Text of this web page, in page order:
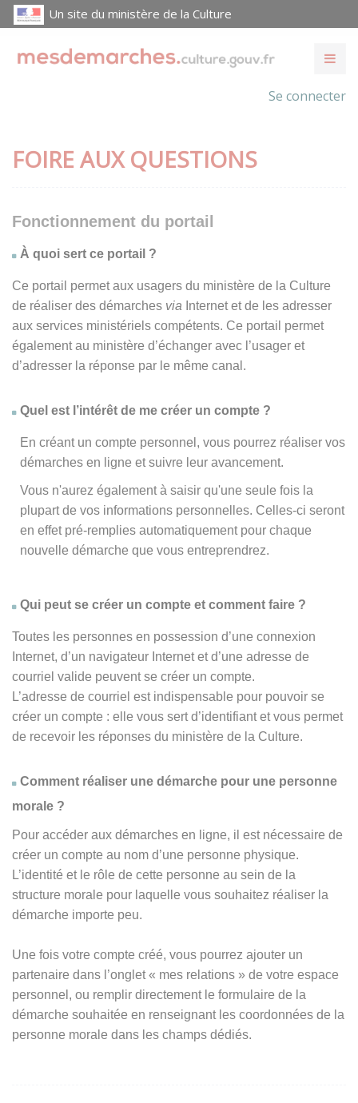
Un site du ministère de la Culture
Se connecter
FOIRE AUX QUESTIONS
Fonctionnement du portail
À quoi sert ce portail ?
Ce portail permet aux usagers du ministère de la Culture
de réaliser des démarches via Internet et de les adresser
aux services ministériels compétents. Ce portail permet
également au ministère d’échanger avec l’usager et
d’adresser la réponse par le même canal.
Quel est l’intérêt de me créer un compte ?
En créant un compte personnel, vous pourrez réaliser vos
démarches en ligne et suivre leur avancement.
Vous n'aurez également à saisir qu'une seule fois la
plupart de vos informations personnelles. Celles-ci seront
en effet pré-remplies automatiquement pour chaque
nouvelle démarche que vous entreprendrez.
Qui peut se créer un compte et comment faire ?
Toutes les personnes en possession d’une connexion
Internet, d’un navigateur Internet et d’une adresse de
courriel valide peuvent se créer un compte.
L’adresse de courriel est indispensable pour pouvoir se
créer un compte : elle vous sert d’identifiant et vous permet
de recevoir les réponses du ministère de la Culture.
Comment réaliser une démarche pour une personne
morale ?
Pour accéder aux démarches en ligne, il est nécessaire de
créer un compte au nom d’une personne physique.
L’identité et le rôle de cette personne au sein de la
structure morale pour laquelle vous souhaitez réaliser la
démarche importe peu.
Une fois votre compte créé, vous pourrez ajouter un
partenaire dans l’onglet « mes relations » de votre espace
personnel, ou remplir directement le formulaire de la
démarche souhaitée en renseignant les coordonnées de la
personne morale dans les champs dédiés.